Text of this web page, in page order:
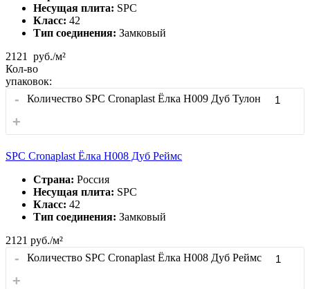
Несущая плита: SPC
Класс: 42
Тип соединения: Замковый
2121
руб./м²
Кол-во
упаковок:
- Количество SPC Cronaplast Ёлка H009 Дуб Тулон
+
SPC Cronaplast Ёлка H008 Дуб Реймс
Страна: Россия
Несущая плита: SPC
Класс: 42
Тип соединения: Замковый
2121 руб./м²
- Количество SPC Cronaplast Ёлка H008 Дуб Реймс
+